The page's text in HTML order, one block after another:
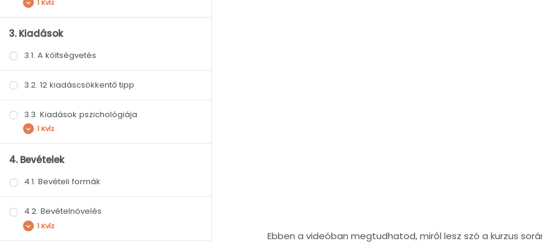
1 Kvíz
Alapfogalmak és aranyszabályok – ellenőrző
3. Kiadások
3.1. A költségvetés
3.2. 12 kiadáscsökkentő tipp
3.3. Kiadások pszichológiája
1 Kvíz
Kiadások – ellenőrző kvíz
4. Bevételek
4.1. Bevételi formák
4.2. Bevételnövelés
1 Kvíz
Ebben a videóban megtudhatod, miről lesz szó a kurzus